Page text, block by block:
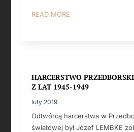
READ MORE
HARCERSTWO
Z LAT 1945-1949
luty 2019
Odtwórcą harcerstwa w
światowej był Józef LEMBKE